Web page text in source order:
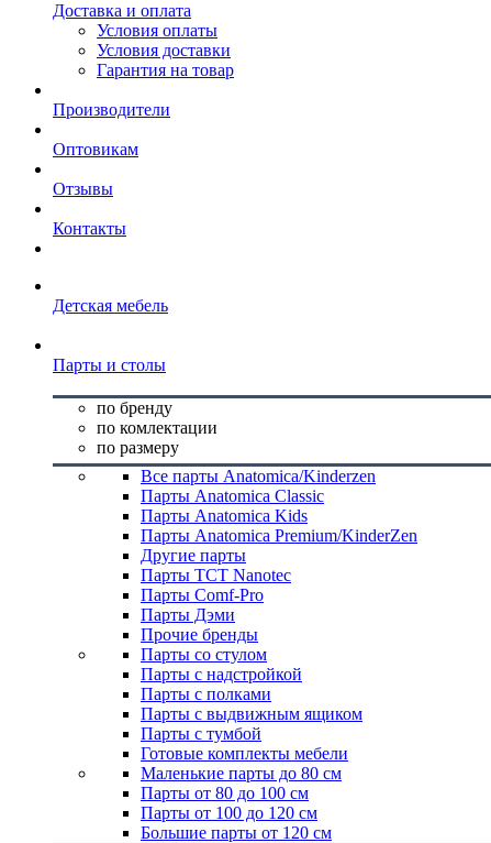
Доставка и оплата
Условия оплаты
Условия доставки
Гарантия на товар
Производители
Оптовикам
Отзывы
Контакты
Детская мебель
Парты и столы
по бренду
по комлектации
по размеру
Все парты Anatomica/Kinderzen
Парты Anatomica Classic
Парты Anatomica Kids
Парты Anatomica Premium/KinderZen
Другие парты
Парты TCT Nanotec
Парты Comf-Pro
Парты Дэми
Прочие бренды
Парты со стулом
Парты с надстройкой
Парты с полками
Парты с выдвижным ящиком
Парты с тумбой
Готовые комплекты мебели
Маленькие парты до 80 см
Парты от 80 до 100 см
Парты от 100 до 120 см
Большие парты от 120 см